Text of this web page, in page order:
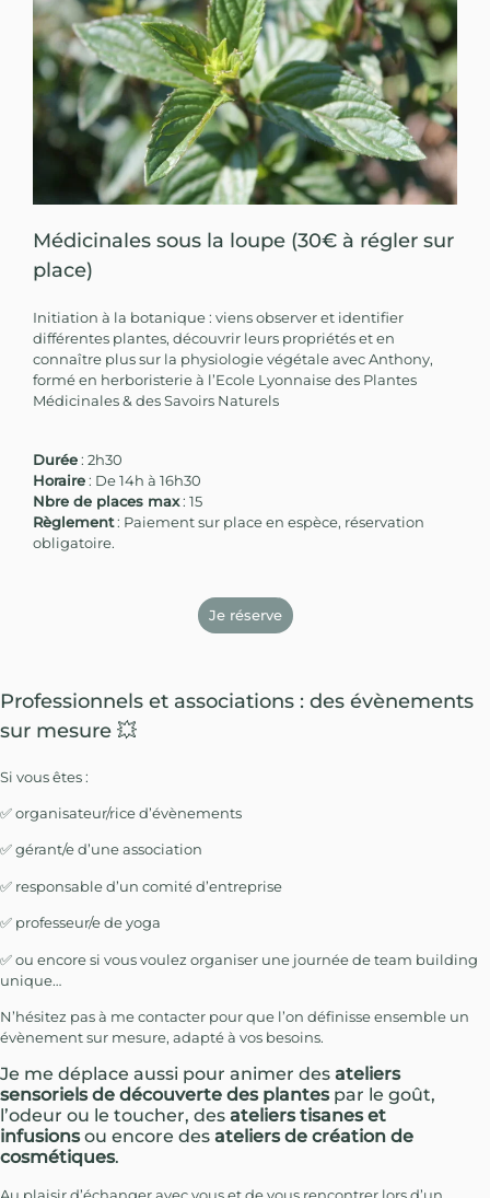
Médicinales sous la loupe (30€ à régler sur
place)
Initiation à la botanique : viens observer et identifier
différentes plantes, découvrir leurs propriétés et en
connaître plus sur la physiologie végétale avec Anthony,
formé en herboristerie à l’Ecole Lyonnaise des Plantes
Médicinales & des Savoirs Naturels
Durée: 2h30
Horaire: De 14h à 16h30
Nbre de places max: 15
Règlement: Paiement sur place en espèce, réservation
obligatoire.
Je réserve
Professionnels et associations : des évènements
sur mesure 💥
Si vous êtes :
✅ organisateur/rice d’évènements
✅ gérant/e d’une association
✅ responsable d’un comité d’entreprise
✅ professeur/e de yoga
✅ ou encore si vous voulez organiser une journée de team building
unique…
N’hésitez pas à me contacter pour que l’on définisse ensemble un
évènement sur mesure, adapté à vos besoins.
Je me déplace aussi pour animer des ateliers
sensoriels de découverte des plantespar le goût,
l’odeur ou le toucher, des ateliers tisanes et
infusionsou encore des ateliers de création de
cosmétiques.